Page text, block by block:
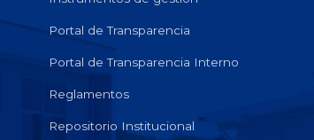
Portal de Transparencia
Portal de Transparencia Interno
Reglamentos
Repositorio Institucional